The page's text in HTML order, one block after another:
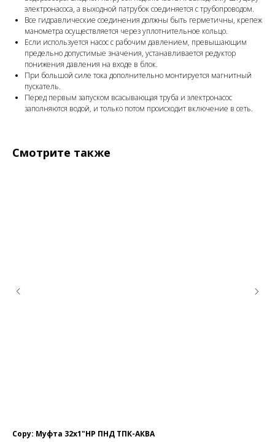
электронасоса, а выходной патрубок соединяется с трубопроводом.
Все гидравлические соединения должны быть герметичны, крепеж
манометра осуществляется через уплотнительное кольцо.
Если используется насос с рабочим давлением, превышающим
предельно допустимые значения, устанавливается редуктор
понижения давления на входе в блок.
При большой силе тока дополнительно монтируется магнитный
пускатель.
Перед первым запуском всасывающая труба и электронасос
заполняются водой, и только потом происходит включение в сеть.
Смотрите также
Copy: Муфта 32х1"НР ПНД ТПК-АКВА